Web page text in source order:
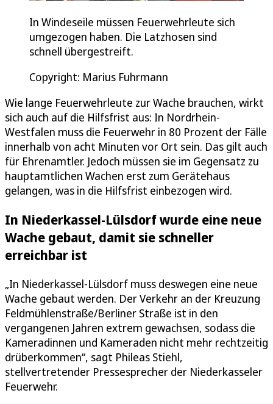
In Windeseile müssen Feuerwehrleute sich
umgezogen haben. Die Latzhosen sind
schnell übergestreift.
Copyright: Marius Fuhrmann
Wie lange Feuerwehrleute zur Wache brauchen, wirkt
sich auch auf die Hilfsfrist aus: In Nordrhein-
Westfalen muss die Feuerwehr in 80 Prozent der Fälle
innerhalb von acht Minuten vor Ort sein. Das gilt auch
für Ehrenamtler. Jedoch müssen sie im Gegensatz zu
hauptamtlichen Wachen erst zum Gerätehaus
gelangen, was in die Hilfsfrist einbezogen wird.
In Niederkassel-Lülsdorf wurde eine neue
Wache gebaut, damit sie schneller
erreichbar ist
„In Niederkassel-Lülsdorf muss deswegen eine neue
Wache gebaut werden. Der Verkehr an der Kreuzung
Feldmühlenstraße/Berliner Straße ist in den
vergangenen Jahren extrem gewachsen, sodass die
Kameradinnen und Kameraden nicht mehr rechtzeitig
drüberkommen“, sagt Phileas Stiehl,
stellvertretender Pressesprecher der Niederkasseler
Feuerwehr.